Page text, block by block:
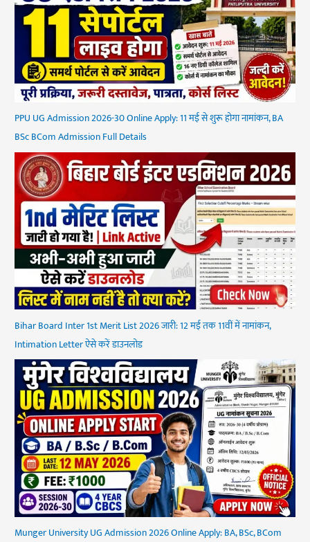
PPU UG Admission 2026-30 Online Apply: 11 मई से शुरू होगा नामांकन, BA
BSc BCom Admission Full Details
Bihar Board Inter 1st Merit List 2026 जारी: 12 मई तक 11वीं में नामांकन,
Intimation Letter ऐसे करें डाउनलोड
Munger University UG Admission 2026 Online Apply: BA, BSc, BCom